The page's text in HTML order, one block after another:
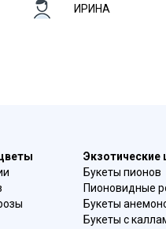
ИРИНА
Экзотические
Букеты пионов
Пионовидные
Букеты
Букеты с